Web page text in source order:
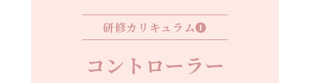
研修カリキュラム❶
コントローラー